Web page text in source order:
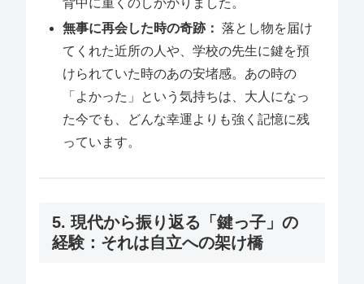
背中に重くのしかかりました。
無事に再会した時の奇跡： 落とし物を届け
てくれた近所の人や、学校の先生に鍵を預
けられていた時のあの安堵感。あの時の
「よかった」という気持ちは、大人になっ
た今でも、どんな幸運よりも強く記憶に残
っています。
5. 現代から振り返る「鍵っ子」の
経験：それは自立への架け橋